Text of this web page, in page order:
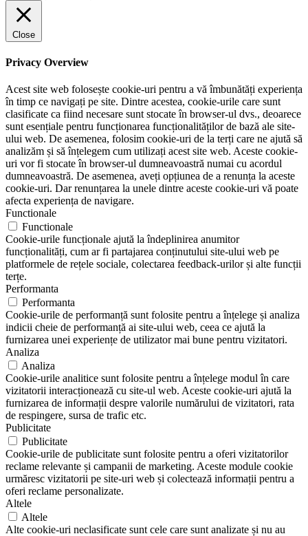
Close
Privacy Overview
Acest site web folosește cookie-uri pentru a vă îmbunătăți experiența
în timp ce navigați pe site. Dintre acestea, cookie-urile care sunt
clasificate ca fiind necesare sunt stocate în browser-ul dvs., deoarece
sunt esențiale pentru funcționarea funcționalităților de bază ale site-
ului web. De asemenea, folosim cookie-uri de la terți care ne ajută să
analizăm și să înțelegem cum utilizați acest site web. Aceste cookie-
uri vor fi stocate în browser-ul dumneavoastră numai cu acordul
dumneavoastră. De asemenea, aveți opțiunea de a renunța la aceste
cookie-uri. Dar renunțarea la unele dintre aceste cookie-uri vă poate
afecta experiența de navigare.
Functionale
Functionale
Cookie-urile funcționale ajută la îndeplinirea anumitor
funcționalități, cum ar fi partajarea conținutului site-ului web pe
platformele de rețele sociale, colectarea feedback-urilor și alte funcții
terțe.
Performanta
Performanta
Cookie-urile de performanță sunt folosite pentru a înțelege și analiza
indicii cheie de performanță ai site-ului web, ceea ce ajută la
furnizarea unei experiențe de utilizator mai bune pentru vizitatori.
Analiza
Analiza
Cookie-urile analitice sunt folosite pentru a înțelege modul în care
vizitatorii interacționează cu site-ul web. Aceste cookie-uri ajută la
furnizarea de informații despre valorile numărului de vizitatori, rata
de respingere, sursa de trafic etc.
Publicitate
Publicitate
Cookie-urile de publicitate sunt folosite pentru a oferi vizitatorilor
reclame relevante și campanii de marketing. Aceste module cookie
urmăresc vizitatorii pe site-uri web și colectează informații pentru a
oferi reclame personalizate.
Altele
Altele
Alte cookie-uri neclasificate sunt cele care sunt analizate și nu au